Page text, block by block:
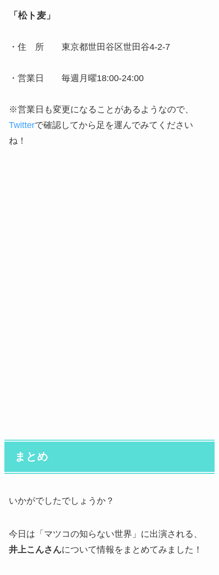
「松ト麦」
・住 所 東京都世田谷区世田谷4-2-7
・営業日 毎週月曜18:00-24:00
※営業日も変更になることがあるようなので、
Twitterで確認してから足を運んでみてください
ね！
まとめ
いかがでしたでしょうか？
今日は「マツコの知らない世界」に出演される、
井上こんさんについて情報をまとめてみました！